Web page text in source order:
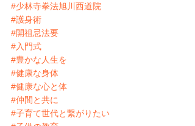
#少林寺拳法旭川西道院
#護身術
#開祖忌法要
#入門式
#豊かな人生を
#健康な身体
#健康な心と体
#仲間と共に
#子育て世代と繋がりたい